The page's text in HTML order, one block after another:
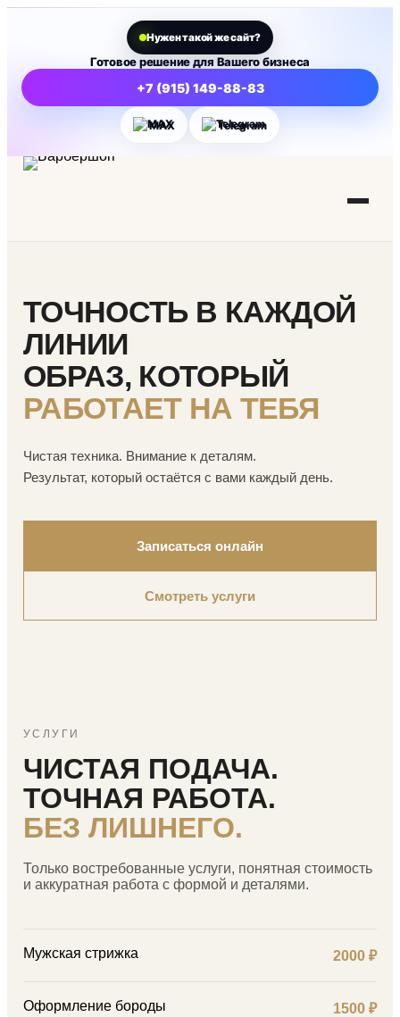
Нужен такой же сайт?
Готовое решение для Вашего бизнеса
+7 (915) 149-88-83
MAX Telegram
ТОЧНОСТЬ В КАЖДОЙ
ЛИНИИ
ОБРАЗ, КОТОРЫЙ
РАБОТАЕТ НА ТЕБЯ
Чистая техника. Внимание к деталям.
Результат, который остаётся с вами каждый день.
Записаться онлайн
Смотреть услуги
УСЛУГИ
ЧИСТАЯ ПОДАЧА.
ТОЧНАЯ РАБОТА.
БЕЗ ЛИШНЕГО.
Только востребованные услуги, понятная стоимость
и аккуратная работа с формой и деталями.
Мужская стрижка 2000 ₽
Оформление бороды 1500 ₽